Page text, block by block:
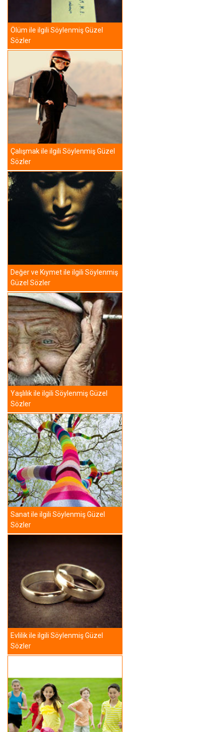
Ölüm ile ilgili Söylenmiş Güzel
Sözler
Çalışmak ile ilgili Söylenmiş Güzel
Sözler
Değer ve Kıymet ile ilgili Söylenmiş
Güzel Sözler
Yaşlılık ile ilgili Söylenmiş Güzel
Sözler
Sanat ile ilgili Söylenmiş Güzel
Sözler
Evlilik ile ilgili Söylenmiş Güzel
Sözler